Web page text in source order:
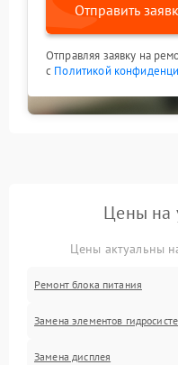
Отправить
Отправляя заявку на
с Политикой
Цены на
Цены актуальны
Ремонт блока питания
Замена элементов
Замена дисплея